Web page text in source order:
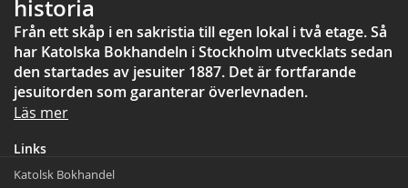
historia
Från ett skåp i en sakristia till egen lokal i två etage. Så
har Katolska Bokhandeln i Stockholm utvecklats sedan
den startades av jesuiter 1887. Det är fortfarande
jesuitorden som garanterar överlevnaden.
Läs mer
Links
Katolsk Bokhandel